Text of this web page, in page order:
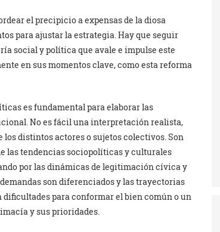
el precipicio a expensas de la diosa
para ajustar la estrategia. Hay que seguir
social y política que avale e impulse este
en sus momentos clave, como esta reforma
es fundamental para elaborar las
No es fácil una interpretación realista,
distintos actores o sujetos colectivos. Son
las tendencias sociopolíticas y culturales
por las dinámicas de legitimación cívica y
son diferenciados y las trayectorias
para conformar el bien común o un
y sus prioridades.